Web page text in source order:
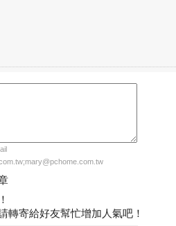
轉寄給好友幫忙增加人氣吧！